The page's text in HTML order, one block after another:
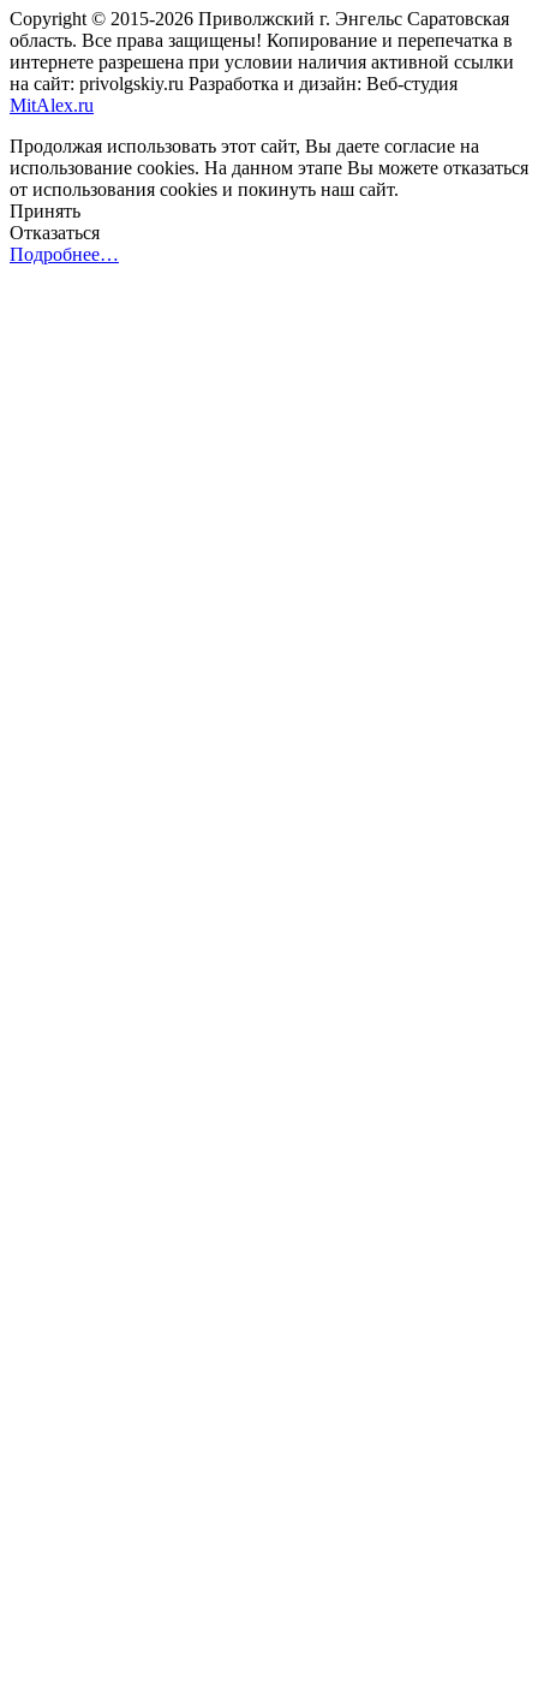
Copyright © 2015-2026 Приволжский г. Энгельс Саратовская
область. Все права защищены! Копирование и перепечатка в
интернете разрешена при условии наличия активной ссылки
на сайт: privolgskiy.ru Разработка и дизайн: Веб-студия
MitAlex.ru
Продолжая использовать этот сайт, Вы даете согласие на
использование cookies. На данном этапе Вы можете отказаться
от использования cookies и покинуть наш сайт.
Принять
Отказаться
Подробнее…